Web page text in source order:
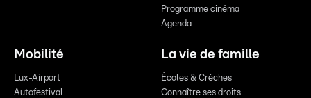
Programme cinéma
Agenda
Mobilité
Lux-Airport
Autofestival
La vie de famille
Écoles & Crèches
Connaître ses droits